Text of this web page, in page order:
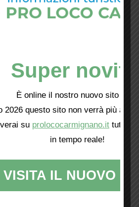
B
Super
È online il nostro nuovo sito web!
2026 questo sito non verrà più
su prolococarmignano.it tutti i
in tempo reale!
VISITA IL NUOVO